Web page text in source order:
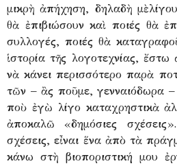
μικρὴ ἀπήχηση, δηλαδὴ μὲ
θὰ ἐπιβιώσουν καὶ ποιές θὰ
συλλογές, ποιές θὰ
ἱστορία τῆς λογοτεχνίας, ἔστω
νὰ κάνει περισσότερο παρὰ
τῶν – ἂς ποῦμε, γενναιόδωρα
ποὺ ἐγὼ λίγο καταχρηστικὰ
ἀποκαλῶ «δημόσιες
σχέσεις, εἶναι ἕνα ἀπὸ τὰ
κάνω στὴ βιοποριστική μου